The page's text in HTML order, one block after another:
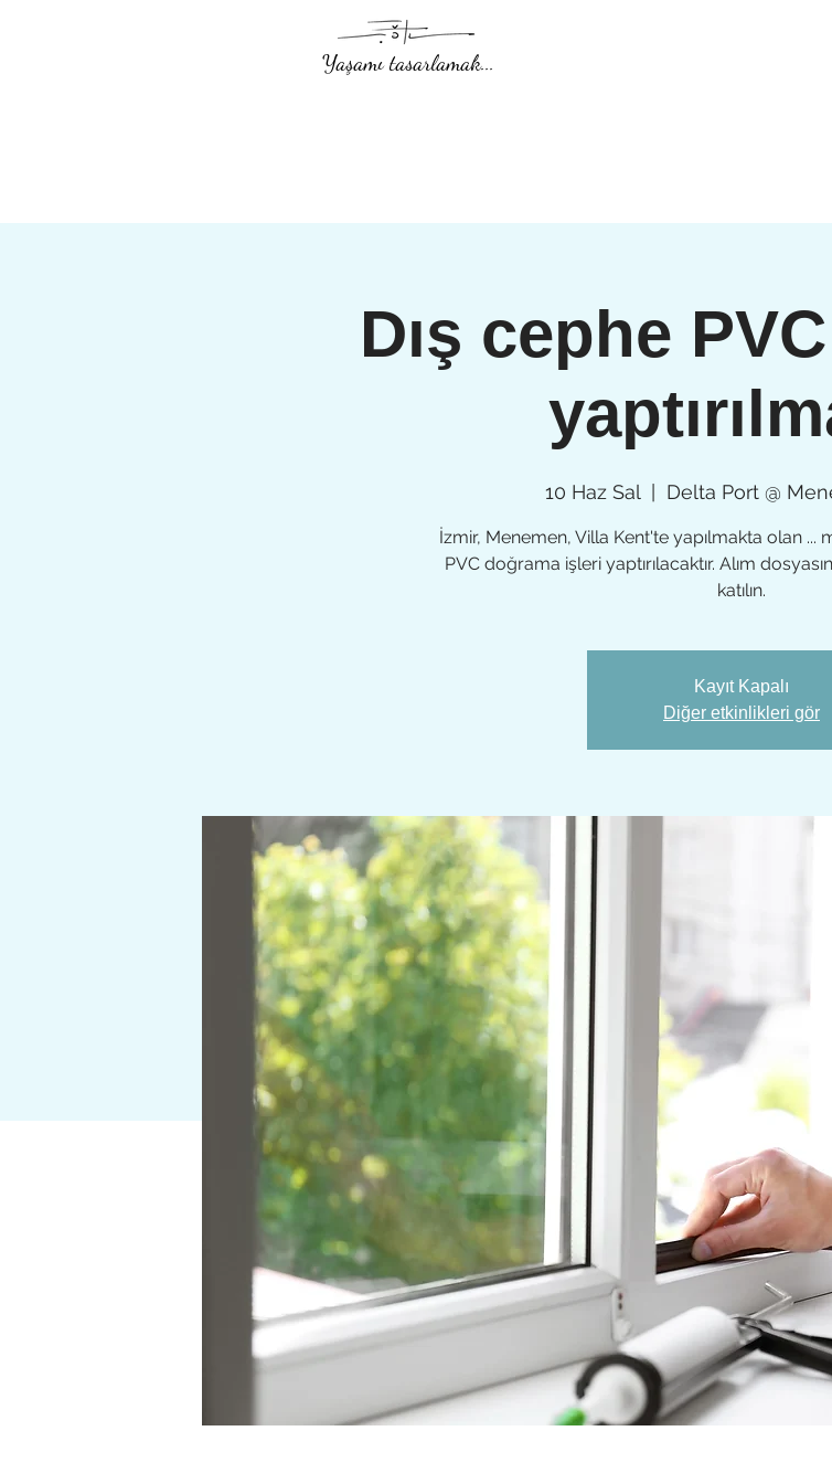
Yaşamı tasarlamak...
Dış cephe
10 Haz Sal Delta Port @
İzmir, Menemen, Villa Kent'te yapılmakta olan ...
PVC doğrama işleri yaptırılacaktır. Alım
katılın.
Kayıt Kapalı
Diğer etkinlikleri gör